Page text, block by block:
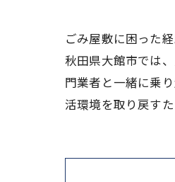
ごみ屋敷に困った
秋田県大館市では
門業者と一緒に乗
活環境を取り戻す